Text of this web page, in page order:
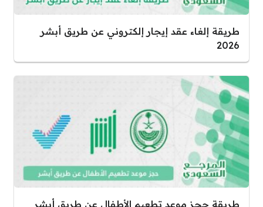
طريقة إلغاء عقد إيجار إلكتروني عن طريق أبشر
2026
طريقة حجز موعد تطعيم الأطفال عن طريق أبشر